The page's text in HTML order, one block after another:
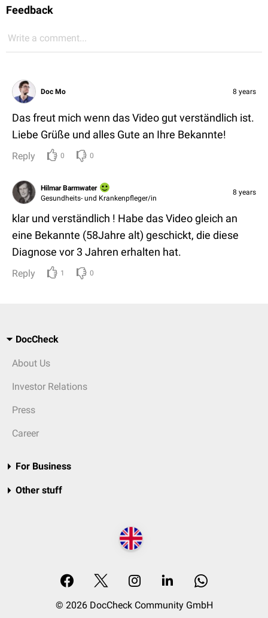
Feedback
Write a comment...
Doc Mo 8 years
Das freut mich wenn das Video gut verständlich ist.
Liebe Grüße und alles Gute an Ihre Bekannte!
Reply 0 0
Hilmar Barmwater
Gesundheits- und Krankenpfleger/in
8 years
klar und verständlich ! Habe das Video gleich an
eine Bekannte (58Jahre alt) geschickt, die diese
Diagnose vor 3 Jahren erhalten hat.
Reply 1 0
DocCheck
About Us
Investor Relations
Press
Career
For Business
Other stuff
© 2026 DocCheck Community GmbH